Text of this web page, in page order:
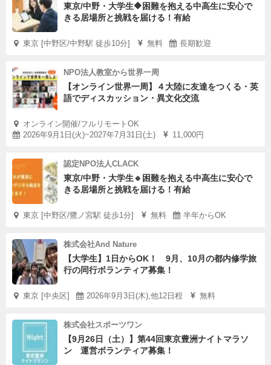
東京/中野・大学生🔶困難を抱える中高生に安心で
きる居場所と挑戦を届ける！有給
東京 [中野区/中野駅 徒歩10分] 無料 長期歓迎
NPO法人教室から世界一周
【オンライン世界一周】４大陸に友達をつくる・英
語でディスカッション・異文化交流
オンライン開催/フルリモートOK
2026年9月1日(火)~2027年7月31日(土)
11,000円
認定NPO法人CLACK
東京/中野・大学生🔹困難を抱える中高生に安心で
きる居場所と挑戦を届ける！有給
東京 [中野区/鷺ノ宮駅 徒歩1分] 無料 半年からOK
株式会社And Nature
【大学生】1日からOK！ 9月、10月の都内修学旅
行の同行ボランティア募集！
東京 [中央区] 2026年9月3日(木),他12日程 無料
株式会社スポーツワン
【9月26日（土）】第44回東京豊洲ナイトマラソ
ン 運営ボランティア募集！